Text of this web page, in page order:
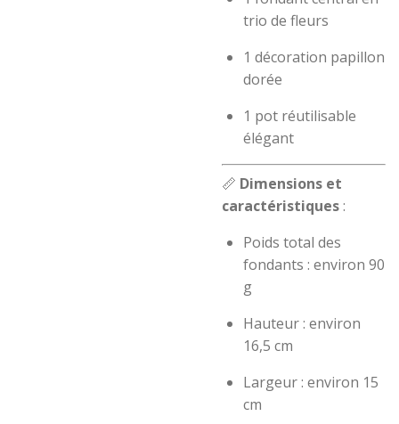
trio de fleurs
1 décoration papillon
dorée
1 pot réutilisable
élégant
📏 Dimensions et
caractéristiques:
Poids total des
fondants : environ 90
g
Hauteur : environ
16,5 cm
Largeur : environ 15
cm